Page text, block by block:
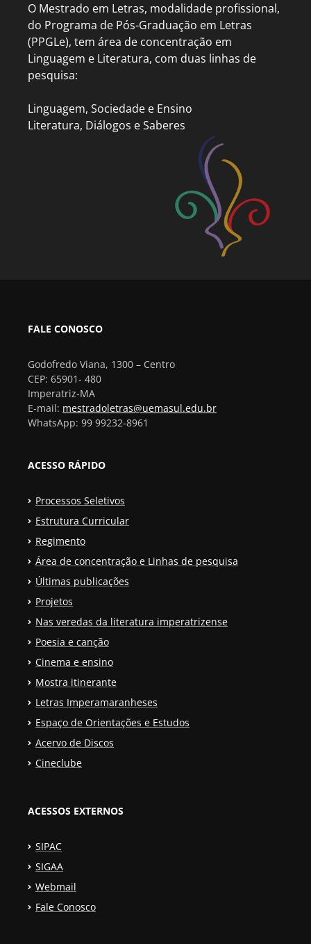
O Mestrado em Letras, modalidade profissional,
do Programa de Pós-Graduação em Letras
(PPGLe), tem área de concentração em
Linguagem e Literatura, com duas linhas de
pesquisa:
Linguagem, Sociedade e Ensino
Literatura, Diálogos e Saberes
FALE CONOSCO
Godofredo Viana, 1300 – Centro
CEP: 65901- 480
Imperatriz-MA
E-mail: mestradoletras@uemasul.edu.br
WhatsApp: 99 99232-8961
ACESSO RÁPIDO
Processos Seletivos
Estrutura Curricular
Regimento
Área de concentração e Linhas de pesquisa
Últimas publicações
Projetos
Nas veredas da literatura imperatrizense
Poesia e canção
Cinema e ensino
Mostra itinerante
Letras Imperamaranheses
Espaço de Orientações e Estudos
Acervo de Discos
Cineclube
ACESSOS EXTERNOS
SIPAC
SIGAA
Webmail
Fale Conosco